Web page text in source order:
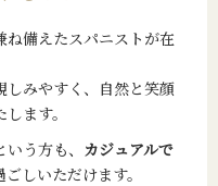
ね備えたスパニストが在
しみやすく、自然と笑顔
ます。
う方も、 カジュアルで
しいただけます。